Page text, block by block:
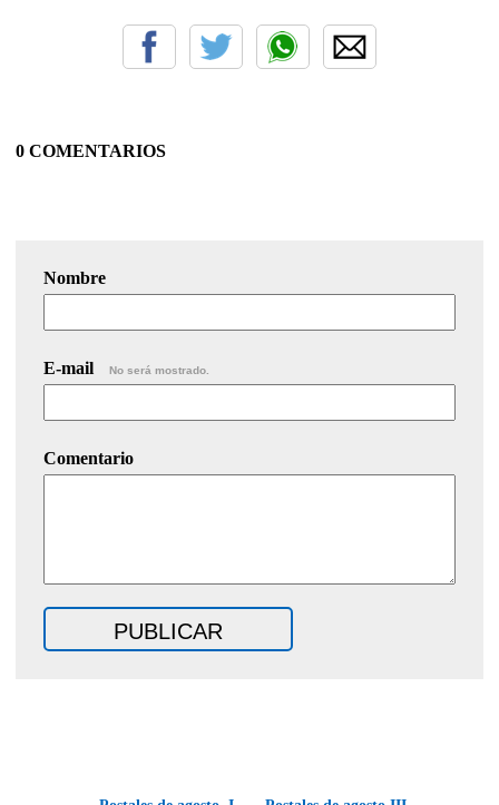
0 COMENTARIOS
Nombre
E-mail No será mostrado.
Comentario